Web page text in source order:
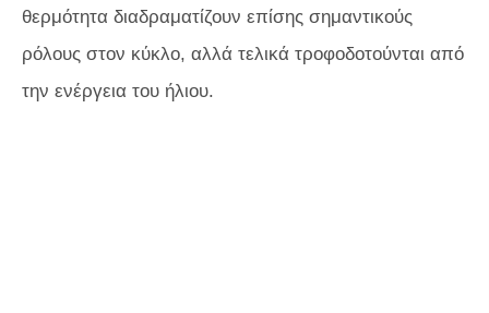
θερμότητα διαδραματίζουν επίσης σημαντικούς
ρόλους στον κύκλο, αλλά τελικά τροφοδοτούνται από
την ενέργεια του ήλιου.